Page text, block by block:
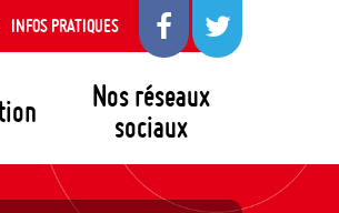
Nos réseaux
sociaux
INFOS PRATIQUES